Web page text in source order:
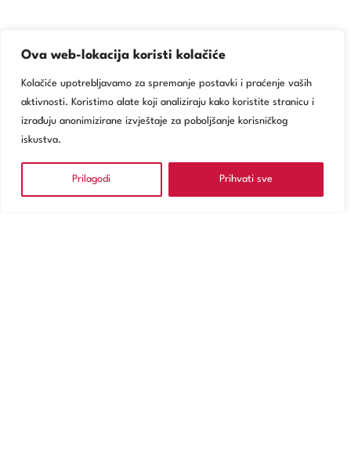
Ova web-lokacija koristi kolačiće
Kolačiće upotrebljavamo za spremanje postavki i praćenje vaših
aktivnosti. Koristimo alate koji analiziraju kako koristite stranicu i
izrađuju anonimizirane izvještaje za poboljšanje korisničkog
iskustva.
Prilagodi Prihvati sve
NARUČITE SE